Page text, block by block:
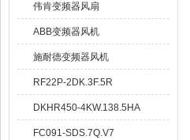
伟肯变频器风扇
ABB变频器风机
施耐德变频器风机
RF22P-2DK.3F.5R
DKHR450-4KW.138.5HA
FC091-SDS.7Q.V7